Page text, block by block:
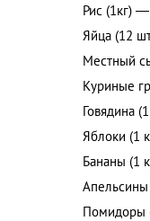
Рис (1кг)
Яйца (12
Местный
Куриные
Говядина
Яблоки (1
Бананы (1
Помидоры